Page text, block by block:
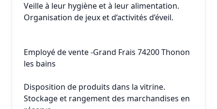
Veille à leur hygiène et à leur alimentation.
Organisation de jeux et d’activités d’éveil.
Employé de vente -Grand Frais 74200 Thonon
les bains
Disposition de produits dans la vitrine.
Stockage et rangement des marchandises en